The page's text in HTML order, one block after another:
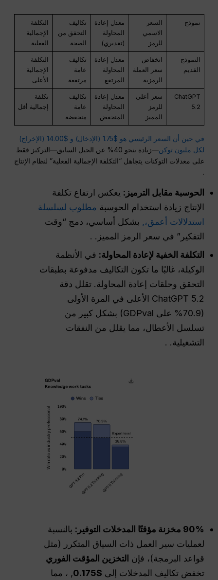
نموذج
السعر
الاسمي
للرمز
معدل إعادة
المحاولة
(تقديري)
تكاليف
التحقق من
الصحة
التكلفة
الإجمالية
الفعلية
النموذج
القديم
انخفاض
سعر العملة
الرمزية
معدل إعادة
المحاولة
المرتفع
تكاليف
عامة
مرتفعة
التكلفة
الإجمالية
الأعلى
ChatGPT
5.2
سعر أعلى
للرمز
المميز
معدل إعادة
المحاولة
المنخفض
تكاليف
عامة
منخفضة
تكلفة
إجمالية أقل
في حين أن السعر الرئيسي هو $1.75 (الإدخال) و $14.00 (الإخراج)
لكل مليون توكن
—زيادة بنحو 40% عن الجيل السابق—التركيز فقط
على معدلات التوكنات يتجاهل “التكلفة الإجمالية الفعلية” لنظام الإنتاج
.
الحوسبة مقابل الترميز: يعكس ارتفاع تكلفة
الإنتاج زيادة استخدام الحوسبة مطلوب لسلسلة
استدلالات أعمق،, بشكل أساسي، دمج “وقت
التفكير” في سعر الرمز المميز. .
التكلفة الخفية لإعادة المحاولة: في الأنظمة
الوكيلة، غالبًا ما تكون التكاليف مدفوعة بطبقات
التحقق وحلقات إعادة المحاولة. تقلل دقة
ChatGPT 5.2 الأعلى في المرة الأولى
(70.9% على GDPval) بشكل كبير من
تسلسل الأعطال، مما يقلل من النفقات
التشغيلية. .
90% مخزنة مؤقتًا المدخلات التوفير: بالنسبة
لعمليات سير العمل ذات السياق المتكرر (مثل
قواعد البرمجة)، فإن التخزين المؤقت الفوري
تخفض تكاليف المدخلات إلى $0.175
, ، مما